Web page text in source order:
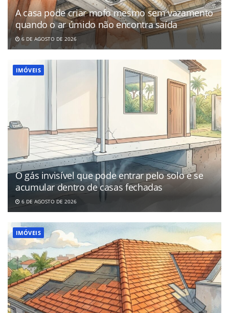
A casa pode criar mofo mesmo sem vazamento
quando o ar úmido não encontra saída
6 DE AGOSTO DE 2026
IMÓVEIS
O gás invisível que pode entrar pelo solo e se
acumular dentro de casas fechadas
6 DE AGOSTO DE 2026
IMÓVEIS